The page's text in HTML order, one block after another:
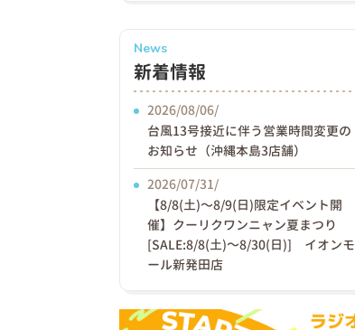
News
新着情報
2026/08/06/
台風13号接近に伴う営業時間変更の
お知らせ（沖縄本島3店舗）
2026/07/31/
【8/8(土)〜8/9(日)限定イベント開
催】クーリクワンニャン夏まつり
[SALE:8/8(土)～8/30(日)] イオンモ
ール新発田店